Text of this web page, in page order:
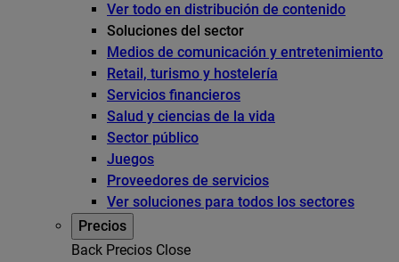
Ver todo en distribución de contenido
Soluciones del sector
Medios de comunicación y entretenimiento
Retail, turismo y hostelería
Servicios financieros
Salud y ciencias de la vida
Sector público
Juegos
Proveedores de servicios
Ver soluciones para todos los sectores
Precios
Back Precios Close